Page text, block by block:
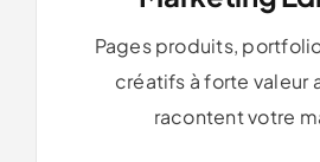
Pages produits,
créatifs à forte valeur
racontent votre